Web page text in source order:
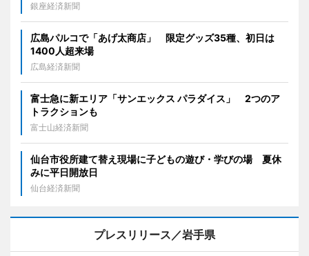
銀座経済新聞
広島パルコで「あげ太商店」 限定グッズ35種、初日は
1400人超来場
広島経済新聞
富士急に新エリア「サンエックス パラダイス」 2つのア
トラクションも
富士山経済新聞
仙台市役所建て替え現場に子どもの遊び・学びの場 夏休
みに平日開放日
仙台経済新聞
プレスリリース／岩手県